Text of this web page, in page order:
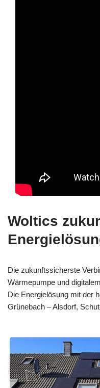
Woltics
Die zukunftssicherste
Wärmepumpe und
Die Energielösung mit der
Grünebach – Alsdorf,